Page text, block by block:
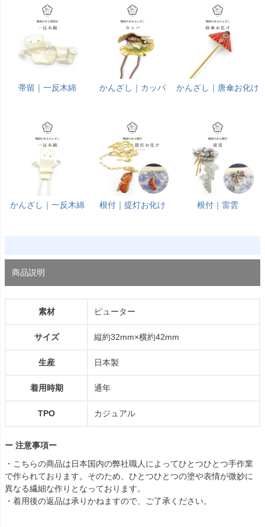
帯留｜一反木綿 かんざし｜カッパ かんざし｜唐傘お化け
かんざし｜一反木綿 根付｜提灯お化け 根付｜雷雲
商品説明
素材 ピューター
サイズ 縦約32mm×横約42mm
生産 日本製
着用時期 通年
TPO カジュアル
ー 注意事項ー
・こちらの商品は日本国内の弊社職人によってひとつひとつ手作業
で作られております。そのため、ひとつひとつの塗や表情が微妙に
異なる繊細な作りとなっております。
・着用後の返品は承りかねますので、ご了承ください。